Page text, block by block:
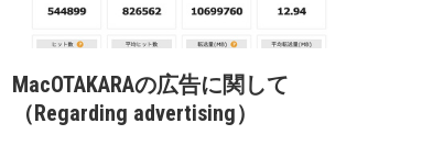
MacOTAKARAの広告に関して
（Regarding advertising）